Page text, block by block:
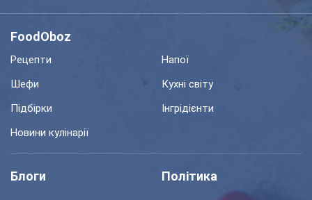
FoodOboz
Рецепти
Напої
Шефи
Кухні світу
Підбірки
Інгрідієнти
Новини кулінарії
Блоги Політика